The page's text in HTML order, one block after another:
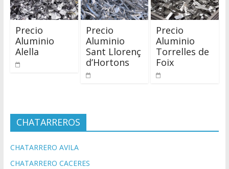
Precio
Aluminio
Alella
Precio
Aluminio
Sant Llorenç
d’Hortons
Precio
Aluminio
Torrelles de
Foix
CHATARREROS
CHATARRERO AVILA
CHATARRERO CACERES